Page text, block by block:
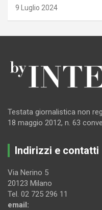
9 Luglio 2024
Testata giornalistica non
18 maggio 2012, n. 63
Indirizzi e contatti
Via Nerino 5
20123 Milano
Tel. 02 725 296 11
email: